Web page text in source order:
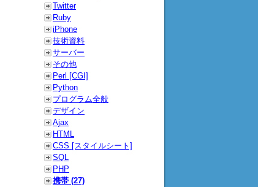
Twitter
Ruby
iPhone
技術資料
サーバー
その他
Perl [CGI]
Python
プログラム全般
デザイン
Ajax
HTML
CSS [スタイルシート]
SQL
PHP
携帯 (27)